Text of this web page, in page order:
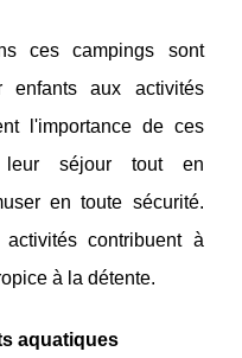
ces campings sont
enfants aux activités
l'importance de ces
leur séjour tout en
en toute sécurité.
contribuent à
à la détente.
aquatiques